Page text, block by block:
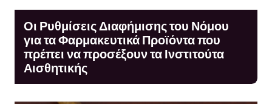
Οι Ρυθμίσεις Διαφήμισης του Νόμου
για τα Φαρμακευτικά Προϊόντα που
πρέπει να προσέξουν τα Ινστιτούτα
Αισθητικής